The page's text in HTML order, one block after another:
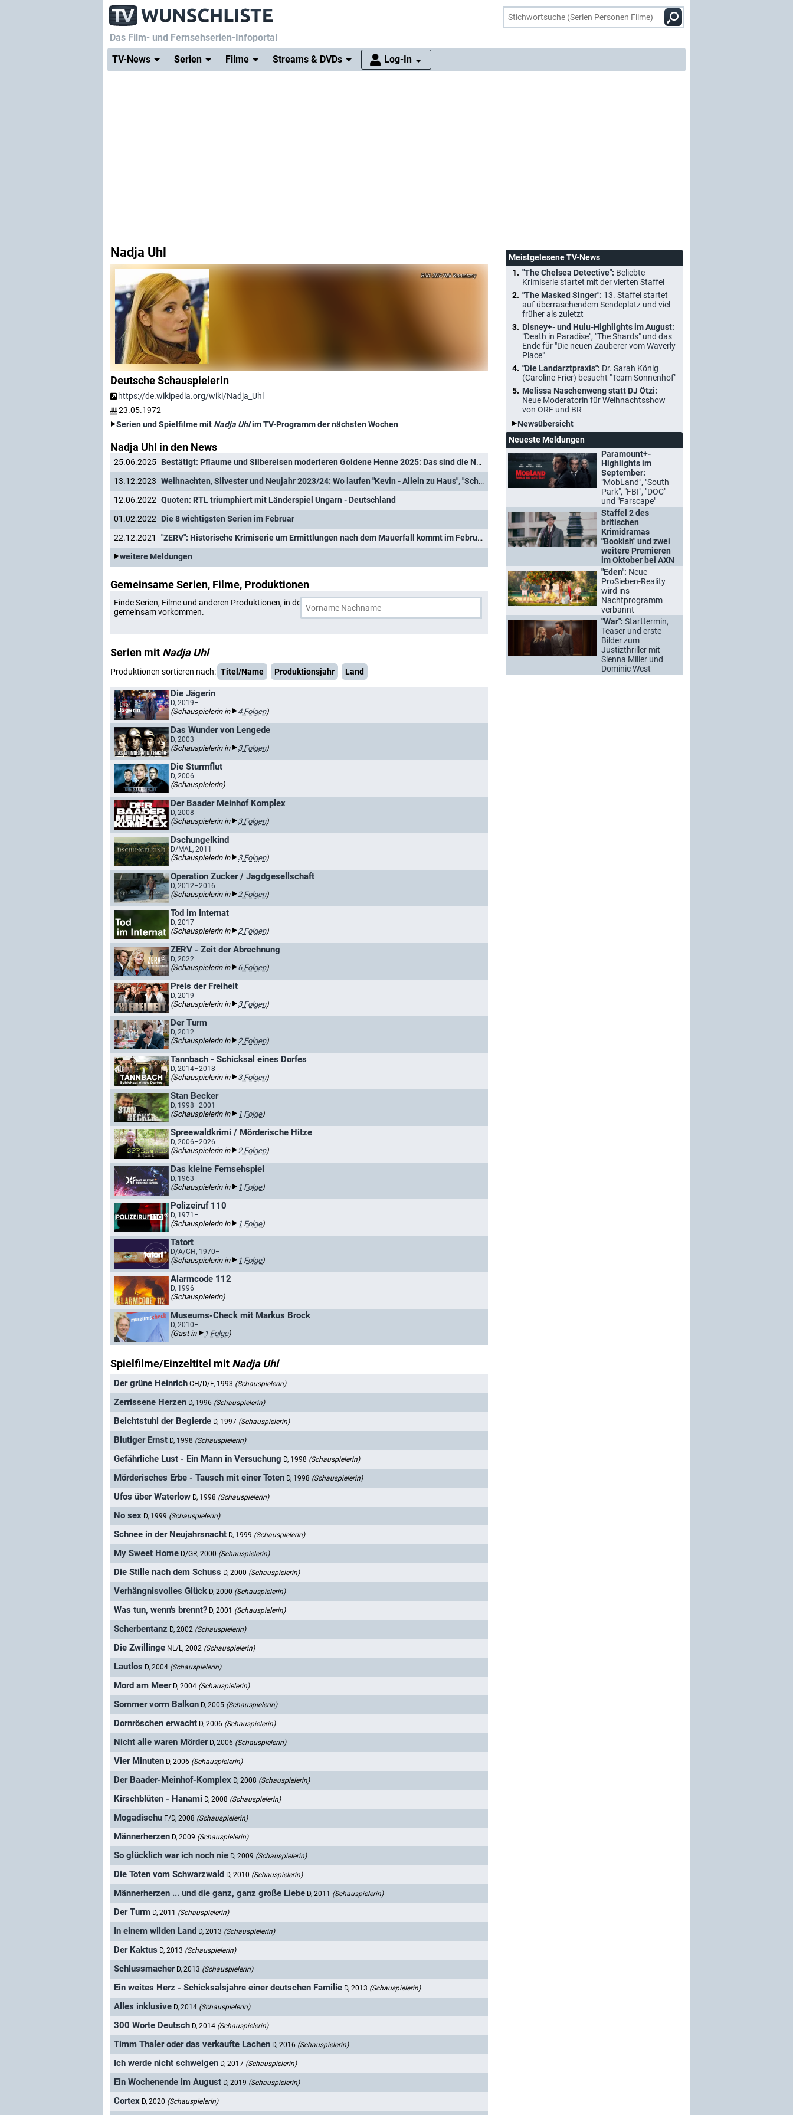
Das Film- und Fernsehserien-Infoportal
TV-News
Serien Filme Streams & DVDs Log-In
Nadja Uhl
ZDF/Nik Konietzny
Deutsche Schauspielerin
https://de.wikipedia.org/wiki/Nadja_Uhl
23.05.1972
Serien und Spielfilme mit Nadja Uhlim TV-Programm der nächsten Wochen
Nadja Uhl in den News
25.06.2025
Bestätigt: Pflaume und Silbereisen moderieren Goldene Henne 2025: Das sind die Nominierten
13.12.2023
Weihnachten, Silvester und Neujahr 2023/24: Wo laufen "Kevin - Allein zu Haus", "Schöne Bescherung" und Co.?
12.06.2022 Quoten: RTL triumphiert mit Länderspiel Ungarn - Deutschland
01.02.2022 Die 8 wichtigsten Serien im Februar
22.12.2021
"ZERV": Historische Krimiserie um Ermittlungen nach dem Mauerfall kommt im Februar ins Erste
weitere Meldungen
Gemeinsame Serien, Filme, Produktionen
Finde Serien, Filme und anderen Produktionen, in denen
und eine weitere Person
gemeinsam vorkommen.
Serien mit Nadja Uhl
Produktionen sortieren nach: Titel/Name Produktionsjahr Land
Die Jägerin
D, 2019–
(Schauspielerin in 4 Folgen)
Das Wunder von Lengede
D, 2003
(Schauspielerin in 3 Folgen)
Die Sturmflut
D, 2006
(Schauspielerin)
Der Baader Meinhof Komplex
D, 2008
(Schauspielerin in 3 Folgen)
Dschungelkind
D/MAL, 2011
(Schauspielerin in 3 Folgen)
Operation Zucker / Jagdgesellschaft
D, 2012–2016
(Schauspielerin in 2 Folgen)
Tod im Internat
D, 2017
(Schauspielerin in 2 Folgen)
ZERV - Zeit der Abrechnung
D, 2022
(Schauspielerin in 6 Folgen)
Preis der Freiheit
D, 2019
(Schauspielerin in 3 Folgen)
Der Turm
D, 2012
(Schauspielerin in 2 Folgen)
Tannbach - Schicksal eines Dorfes
D, 2014–2018
(Schauspielerin in 3 Folgen)
Stan Becker
D, 1998–2001
(Schauspielerin in 1 Folge)
Spreewaldkrimi / Mörderische Hitze
D, 2006–2026
(Schauspielerin in 2 Folgen)
Das kleine Fernsehspiel
D, 1963–
(Schauspielerin in 1 Folge)
Polizeiruf 110
D, 1971–
(Schauspielerin in 1 Folge)
Tatort
D/A/CH, 1970–
(Schauspielerin in 1 Folge)
Alarmcode 112
D, 1996
(Schauspielerin)
Museums-Check mit Markus Brock
D, 2010–
(Gast in 1 Folge)
Spielfilme/Einzeltitel mit Nadja Uhl
Der grüne Heinrich CH/D/F, 1993 (Schauspielerin)
Zerrissene Herzen D, 1996 (Schauspielerin)
Beichtstuhl der Begierde D, 1997 (Schauspielerin)
Blutiger Ernst D, 1998 (Schauspielerin)
Gefährliche Lust - Ein Mann in Versuchung D, 1998 (Schauspielerin)
Mörderisches Erbe - Tausch mit einer Toten D, 1998 (Schauspielerin)
Ufos über Waterlow D, 1998 (Schauspielerin)
No sex D, 1999 (Schauspielerin)
Schnee in der Neujahrsnacht D, 1999 (Schauspielerin)
My Sweet Home D/GR, 2000 (Schauspielerin)
Die Stille nach dem Schuss D, 2000 (Schauspielerin)
Verhängnisvolles Glück D, 2000 (Schauspielerin)
Was tun, wenn's brennt? D, 2001 (Schauspielerin)
Scherbentanz D, 2002 (Schauspielerin)
Die Zwillinge NL/L, 2002 (Schauspielerin)
Lautlos D, 2004 (Schauspielerin)
Mord am Meer D, 2004 (Schauspielerin)
Sommer vorm Balkon D, 2005 (Schauspielerin)
Dornröschen erwacht D, 2006 (Schauspielerin)
Nicht alle waren Mörder D, 2006 (Schauspielerin)
Vier Minuten D, 2006 (Schauspielerin)
Der Baader-Meinhof-Komplex D, 2008 (Schauspielerin)
Kirschblüten - Hanami D, 2008 (Schauspielerin)
Mogadischu F/D, 2008 (Schauspielerin)
Männerherzen D, 2009 (Schauspielerin)
So glücklich war ich noch nie D, 2009 (Schauspielerin)
Die Toten vom Schwarzwald D, 2010 (Schauspielerin)
Männerherzen ... und die ganz, ganz große Liebe D, 2011 (Schauspielerin)
Der Turm D, 2011 (Schauspielerin)
In einem wilden Land D, 2013 (Schauspielerin)
Der Kaktus D, 2013 (Schauspielerin)
Schlussmacher D, 2013 (Schauspielerin)
Ein weites Herz - Schicksalsjahre einer deutschen Familie D, 2013 (Schauspielerin)
Alles inklusive D, 2014 (Schauspielerin)
300 Worte Deutsch D, 2014 (Schauspielerin)
Timm Thaler oder das verkaufte Lachen D, 2016 (Schauspielerin)
Ich werde nicht schweigen D, 2017 (Schauspielerin)
Ein Wochenende im August D, 2019 (Schauspielerin)
Cortex D, 2020 (Schauspielerin)
Meistgelesene TV-News
"The Chelsea Detective": Beliebte
Krimiserie startet mit der vierten Staffel
"The Masked Singer": 13. Staffel startet
auf überraschendem Sendeplatz und viel
früher als zuletzt
Disney+- und Hulu-Highlights im August:
"Death in Paradise", "The Shards" und das
Ende für "Die neuen Zauberer vom Waverly
Place"
"Die Landarztpraxis": Dr. Sarah König
(Caroline Frier) besucht "Team Sonnenhof"
Melissa Naschenweng statt DJ Ötzi:
Neue Moderatorin für Weihnachtsshow
von ORF und BR
Newsübersicht
Neueste Meldungen
Paramount+-
Highlights im
September:
"MobLand", "South
Park", "FBI", "DOC"
und "Farscape"
Staffel 2 des
britischen
Krimidramas
"Bookish" und zwei
weitere Premieren
im Oktober bei AXN
"Eden": Neue
ProSieben-Reality
wird ins
Nachtprogramm
verbannt
"War": Starttermin,
Teaser und erste
Bilder zum
Justizthriller mit
Sienna Miller und
Dominic West